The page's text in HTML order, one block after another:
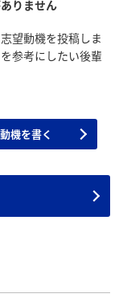
りません
望動機を投稿しま
参考にしたい後輩
機を書く